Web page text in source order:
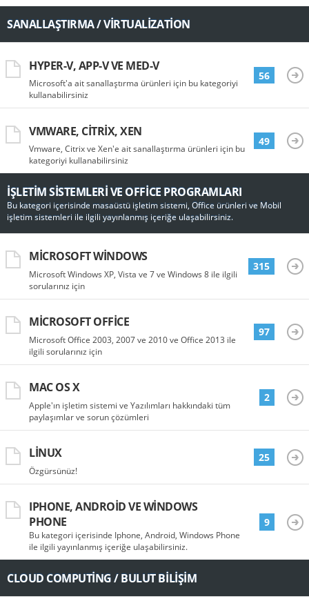
SANALLAŞTIRMA / VIRTUALIZATION
HYPER-V, APP-V VE MED-V
Microsoft'a ait sanallaştırma ürünleri için bu kategoriyi
kullanabilirsiniz
56
VMWARE, CITRIX, XEN
Vmware, Citrix ve Xen'e ait sanallaştırma ürünleri için bu
kategoriyi kullanabilirsiniz
49
İŞLETIM SISTEMLERI VE OFFICE PROGRAMLARI
Bu kategori içerisinde masaüstü işletim sistemi, Office ürünleri ve Mobil
işletim sistemleri ile ilgili yayınlanmış içeriğe ulaşabilirsiniz.
MICROSOFT WINDOWS
Microsoft Windows XP, Vista ve 7 ve Windows 8 ile ilgili
sorularınız için
315
MICROSOFT OFFICE
Microsoft Office 2003, 2007 ve 2010 ve Office 2013 ile
ilgili sorularınız için
97
MAC OS X
Apple'ın işletim sistemi ve Yazılımları hakkındaki tüm
paylaşımlar ve sorun çözümleri
2
LINUX
Özgürsünüz!
25
IPHONE, ANDROID VE WINDOWS
PHONE
Bu kategori içerisinde Iphone, Android, Windows Phone
ile ilgili yayınlanmış içeriğe ulaşabilirsiniz.
9
CLOUD COMPUTING / BULUT BILIŞIM